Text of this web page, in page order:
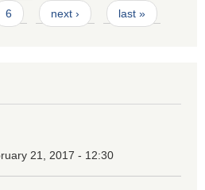
6 next › last »
21, 2017 - 12:30